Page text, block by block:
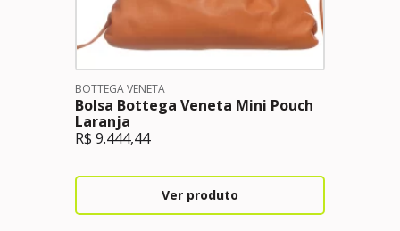
BOTTEGA VENETA
Bolsa Bottega Veneta Mini Pouch
Laranja
R$ 9.444,44
Ver produto